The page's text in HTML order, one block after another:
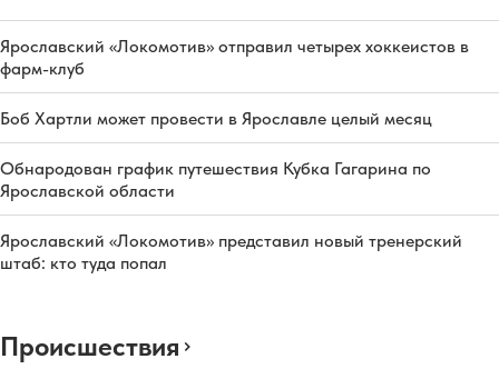
Ярославский «Локомотив» отправил четырех хоккеистов в
фарм-клуб
Боб Хартли может провести в Ярославле целый месяц
Обнародован график путешествия Кубка Гагарина по
Ярославской области
Ярославский «Локомотив» представил новый тренерский
штаб: кто туда попал
Происшествия